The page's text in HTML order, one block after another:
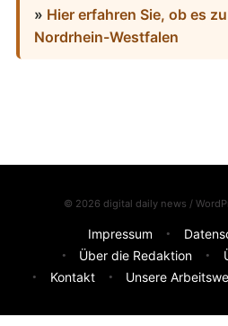
» Hier erfahren Sie, ob es
Nordrhein-Westfalen
© 2026 digital daily news /
Impressum
Über die Redaktion
Kontakt
Unsere